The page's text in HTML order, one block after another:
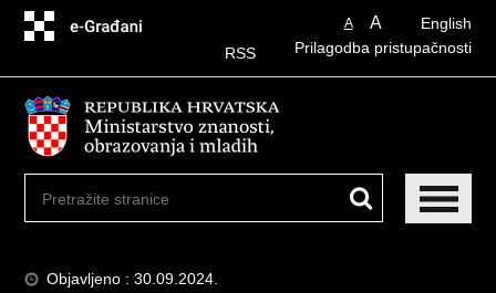
sadržaj
English
A A
Prilagodba pristupačnosti
RSS
Objavljeno : 30.09.2024.